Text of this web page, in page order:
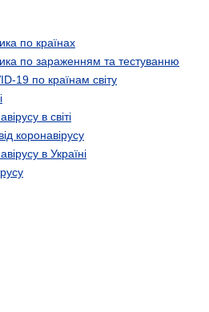
по країнах
по зараженням та тестуванню
19 по країнам світу
в світі
коронавірусу
в Україні